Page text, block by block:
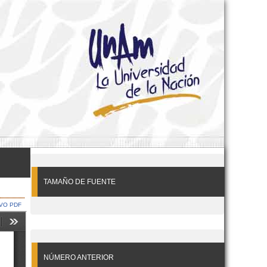
TAMAÑO DE FUENTE
NÚMERO ANTERIOR
PDF